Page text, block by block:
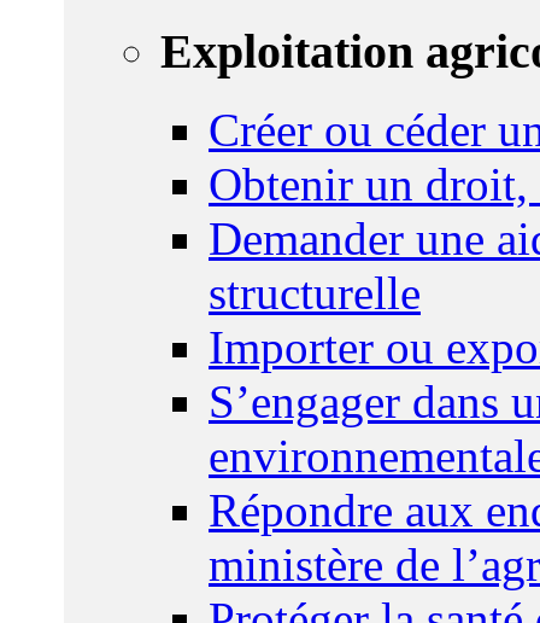
Exploitation
Créer ou céder
Obtenir un droit,
Demander une
structurelle
Importer ou
S’engager dans
Répondre aux
ministère de